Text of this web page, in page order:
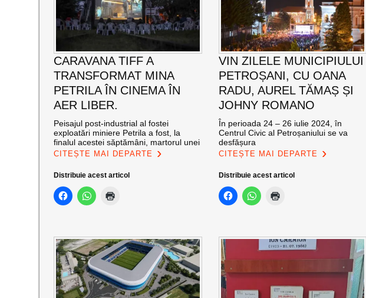
CARAVANA TIFF A
TRANSFORMAT MINA
PETRILA ÎN CINEMA ÎN
AER LIBER.
Peisajul post-industrial al fostei
exploatări miniere Petrila a fost, la
finalul acestei săptămâni, martorul unei
CITEȘTE MAI DEPARTE
Distribuie acest articol
VIN ZILELE MUNICIPIULUI
PETROȘANI, CU OANA
RADU, AUREL TĂMAȘ ȘI
JOHNY ROMANO
În perioada 24 – 26 iulie 2024, în
Centrul Civic al Petroșaniului se va
desfășura
CITEȘTE MAI DEPARTE
Distribuie acest articol